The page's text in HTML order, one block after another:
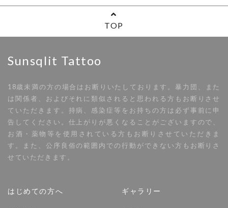
TOP
Sunsqlit Tattoo
18歳未満の方の場合はお断りいたしております。暴力団、また
は関係者、およびそれに類似されると思われる方もお断りさせ
ていただきます。持病、感染症等をお持ちの方は必ず事前に申
告してください。仕上がりが悪くなることがございますので、
お酒・薬物等を使用されている方もお断りさせていただきま
す。また、公序良俗の範囲内での行動ができない方もお断りさ
せていただきます。
はじめての方へ ギャラリー